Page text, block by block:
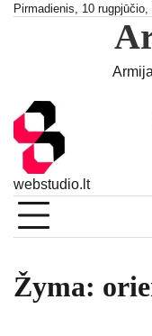
SkipPirmadienis, 10 rugpjūčio,
webstudio.lt
Žyma: